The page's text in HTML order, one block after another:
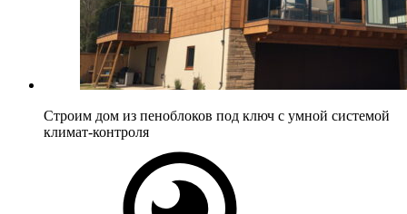
Строим дом из пеноблоков под ключ с умной системой
климат-контроля